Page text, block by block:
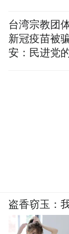
台湾宗教团
新冠疫苗被
安：民进党
盗香窃玉：